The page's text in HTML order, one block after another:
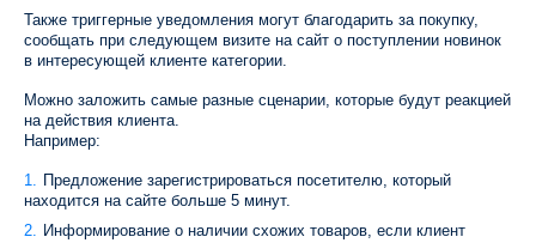
Также триггерные уведомления могут благодарить за покупку,
сообщать при следующем визите на сайт о поступлении новинок
в интересующей клиенте категории.
Можно заложить самые разные сценарии, которые будут реакцией
на действия клиента.
Например:
Предложение зарегистрироваться посетителю, который
находится на сайте больше 5 минут.
Информирование о наличии схожих товаров, если клиент